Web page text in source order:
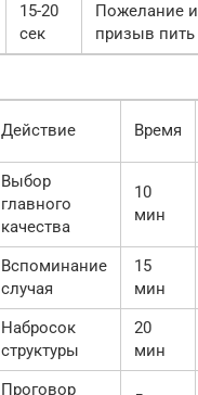
15-20
сек
Пожелание и
призыв пить
Действие Время
Выбор
главного
качества
10
мин
Вспоминание
случая
15
мин
Набросок
структуры
20
мин
Проговор